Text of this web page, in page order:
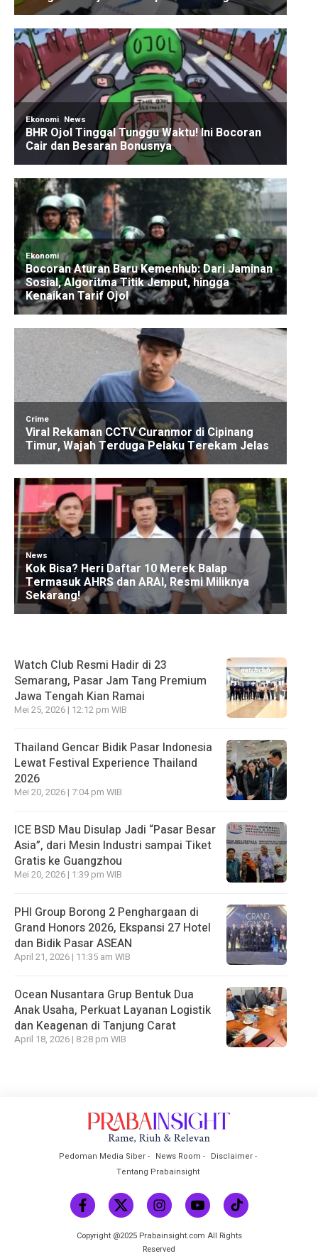
Watch Club Resmi Hadir di 23
Semarang, Pasar Jam Tang Premium
Jawa Tengah Kian Ramai
Mei 25, 2026 | 12:12 pm WIB
Thailand Gencar Bidik Pasar Indonesia
Lewat Festival Experience Thailand
2026
Mei 20, 2026 | 7:04 pm WIB
ICE BSD Mau Disulap Jadi “Pasar Besar
Asia”, dari Mesin Industri sampai Tiket
Gratis ke Guangzhou
Mei 20, 2026 | 1:39 pm WIB
PHI Group Borong 2 Penghargaan di
Grand Honors 2026, Ekspansi 27 Hotel
dan Bidik Pasar ASEAN
April 21, 2026 | 11:35 am WIB
Ocean Nusantara Grup Bentuk Dua
Anak Usaha, Perkuat Layanan Logistik
dan Keagenan di Tanjung Carat
April 18, 2026 | 8:28 pm WIB
Pedoman Media Siber News Room
Disclaimer
Tentang Prabainsight
Copyright @2025 Prabainsight.com All Rights
Reserved